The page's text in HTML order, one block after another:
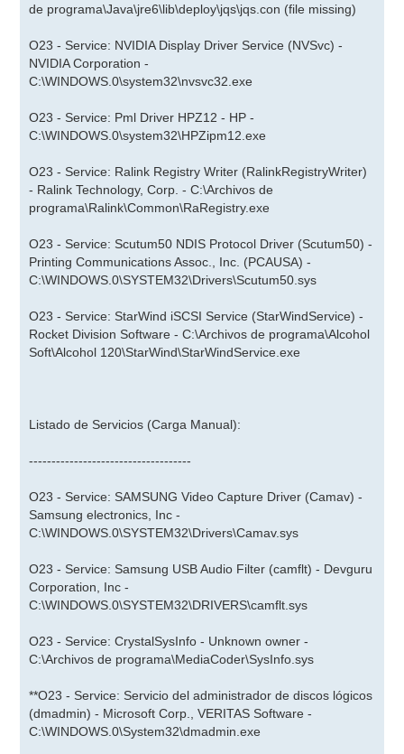
de programa\Java\jre6\lib\deploy\jqs\jqs.con (file missing)
O23 - Service: NVIDIA Display Driver Service (NVSvc) -
NVIDIA Corporation -
C:\WINDOWS.0\system32\nvsvc32.exe
O23 - Service: Pml Driver HPZ12 - HP -
C:\WINDOWS.0\system32\HPZipm12.exe
O23 - Service: Ralink Registry Writer (RalinkRegistryWriter)
- Ralink Technology, Corp. - C:\Archivos de
programa\Ralink\Common\RaRegistry.exe
O23 - Service: Scutum50 NDIS Protocol Driver (Scutum50) -
Printing Communications Assoc., Inc. (PCAUSA) -
C:\WINDOWS.0\SYSTEM32\Drivers\Scutum50.sys
O23 - Service: StarWind iSCSI Service (StarWindService) -
Rocket Division Software - C:\Archivos de programa\Alcohol
Soft\Alcohol 120\StarWind\StarWindService.exe
Listado de Servicios (Carga Manual):
------------------------------------
O23 - Service: SAMSUNG Video Capture Driver (Camav) -
Samsung electronics, Inc -
C:\WINDOWS.0\SYSTEM32\Drivers\Camav.sys
O23 - Service: Samsung USB Audio Filter (camflt) - Devguru
Corporation, Inc -
C:\WINDOWS.0\SYSTEM32\DRIVERS\camflt.sys
O23 - Service: CrystalSysInfo - Unknown owner -
C:\Archivos de programa\MediaCoder\SysInfo.sys
**O23 - Service: Servicio del administrador de discos lógicos
(dmadmin) - Microsoft Corp., VERITAS Software -
C:\WINDOWS.0\System32\dmadmin.exe